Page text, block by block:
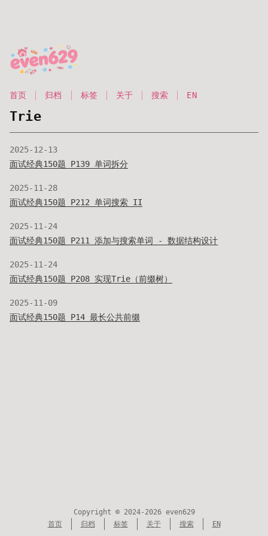
首页 归档 标签 关于 搜索 EN
Trie
2025-12-13
面试经典150题 P139 单词拆分
2025-11-28
面试经典150题 P212 单词搜索 II
2025-11-24
面试经典150题 P211 添加与搜索单词 - 数据结构设计
2025-11-24
面试经典150题 P208 实现Trie（前缀树）
2025-11-09
面试经典150题 P14 最长公共前缀
Copyright © 2024-2026 even629
首页
归档 标签 关于 搜索 EN